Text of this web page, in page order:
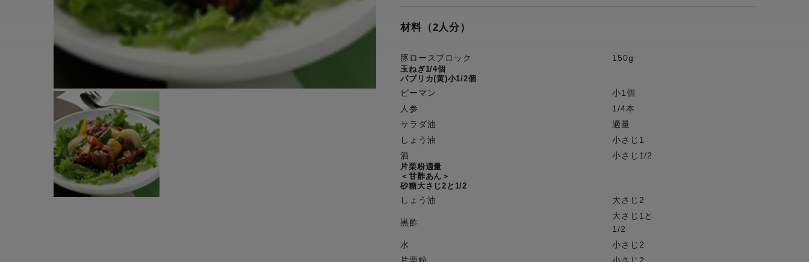
電気圧力鍋
すべてのアイロン・衣類スチーマー
衣類スチーマーアイロン兼用タイプ
衣類スチーマー専用タイプ(1way)
スチームアイロン
電気圧力鍋一覧
アイロン・衣類スチーマー一覧
すべてのアイロン・衣類スチーマー
衣類スチーマーアイロン兼用タイプ
(2way)一覧
加湿器一覧
材料（2人分）
豚ロースブロック 150g
玉ねぎ1/4個
パプリカ(黄)小1/2個
ピーマン
小1個
人参
1/4本
サラダ油
適量
しょう油
小さじ1
酒
小さじ1/2
片栗粉適量
＜甘酢あん＞
砂糖大さじ2と1/2
しょう油 大さじ2
黒酢
大さじ1と
1/2
水
小さじ2